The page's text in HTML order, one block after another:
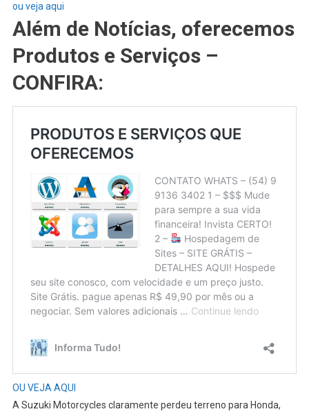
ou veja aqui
Além de Notícias, oferecemos
Produtos e Serviços –
CONFIRA:
OU VEJA AQUI
A Suzuki Motorcycles claramente perdeu terreno para Honda,